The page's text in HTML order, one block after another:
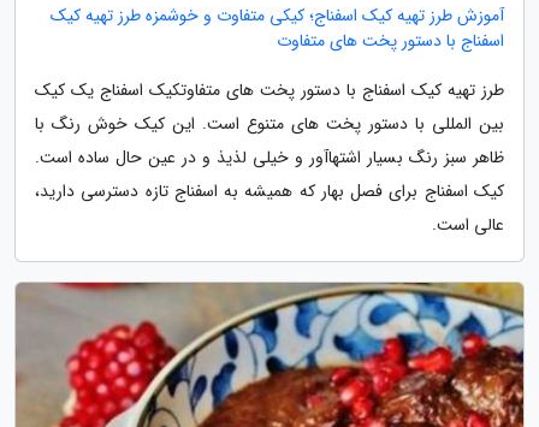
آموزش طرز تهیه کیک اسفناج؛ کیکی متفاوت و خوشمزه طرز تهیه کیک
اسفناج با دستور پخت های متفاوت
طرز تهیه کیک اسفناج با دستور پخت های متفاوتکیک اسفناج یک کیک
بین المللی با دستور پخت های متنوع است. این کیک خوش رنگ با
ظاهر سبز رنگ بسیار اشتهاآور و خیلی لذیذ و در عین حال ساده است.
کیک اسفناج برای فصل بهار که همیشه به اسفناج تازه دسترسی دارید،
عالی است.